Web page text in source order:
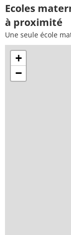
Ecoles
à proximité
Une seule école
+
−